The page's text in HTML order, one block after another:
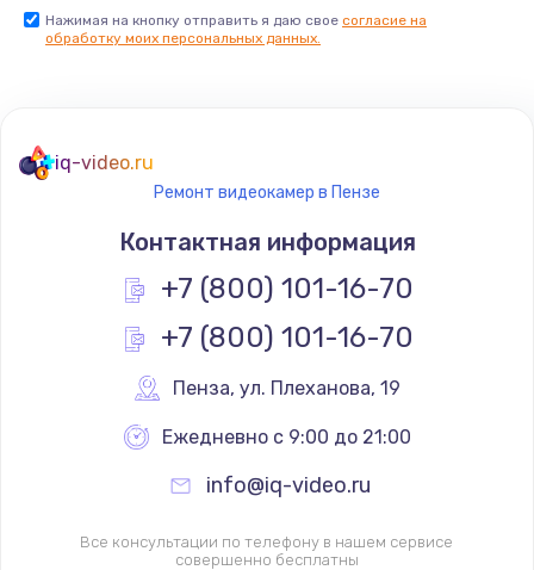
от 2960 руб.
Заказать
Ремонт петель крышки
от 1195 руб.
Заказать
Замена клавиатуры
от 2000 руб.
Нажимая на кнопку отправить я даю свое согласие на
обработку моих персональных данных.
iq-video.ru
Ремонт видеокамер в Пензе
Контактная информация
+7 (800) 101-16-70
+7 (800) 101-16-70
Пенза, ул. Плеханова, 19
Ежедневно с 9:00 до 21:00
info@iq-video.ru
Все консультации по телефону в нашем сервисе
совершенно бесплатны